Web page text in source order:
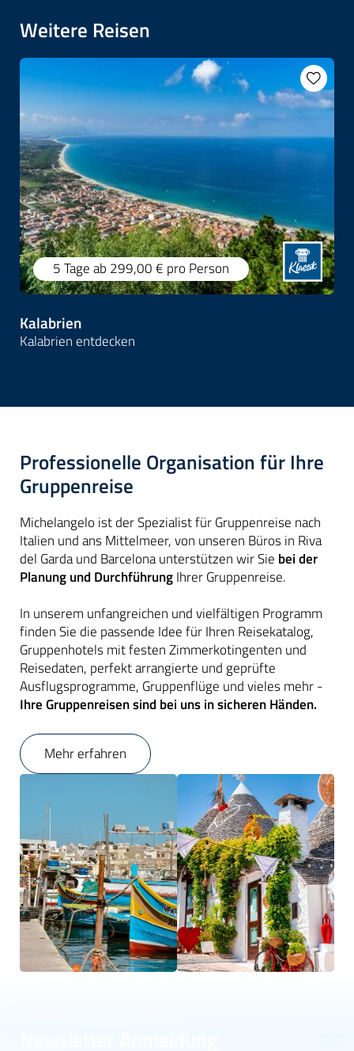
Weitere Reisen
5 Tageab 299,00 € pro Person
Kalabrien
Kalabrien entdecken
Professionelle Organisation für Ihre
Gruppenreise
Michelangelo ist der Spezialist für Gruppenreise nach
Italien und ans Mittelmeer, von unseren Büros in Riva
del Garda und Barcelona unterstützen wir Sie bei der
Planung und DurchführungIhrer Gruppenreise.
In unserem unfangreichen und vielfältigen Programm
finden Sie die passende Idee für Ihren Reisekatalog,
Gruppenhotels mit festen Zimmerkotingenten und
Reisedaten, perfekt arrangierte und geprüfte
Ausflugsprogramme, Gruppenflüge und vieles mehr -
Ihre Gruppenreisen sind bei uns in sicheren Händen.
Mehr erfahren